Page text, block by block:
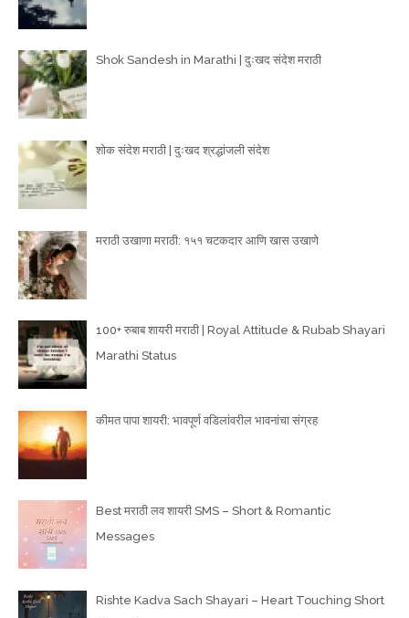
Shok Sandesh in Marathi | दुःखद संदेश मराठी
शोक संदेश मराठी | दुःखद श्रद्धांजली संदेश
मराठी उखाणा मराठी: १५१ चटकदार आणि खास उखाणे
100+ रुबाब शायरी मराठी | Royal Attitude & Rubab Shayari
Marathi Status
कीमत पापा शायरी: भावपूर्ण वडिलांवरील भावनांचा संग्रह
Best मराठी लव शायरी SMS – Short & Romantic
Messages
Rishte Kadva Sach Shayari – Heart Touching Short